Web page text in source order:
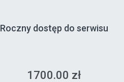
Roczny dostęp do serwisu
1700.00 zł